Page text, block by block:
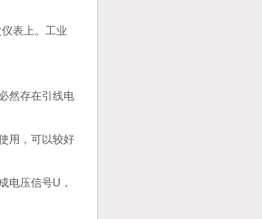
表上。工业
然存在引线电
用，可以较好
电压信号U，